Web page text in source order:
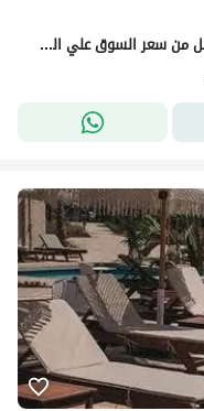
للبيع كابانا الساحل الشمالى بمشروع صبور اقل من سعر السوق علي اللاجون